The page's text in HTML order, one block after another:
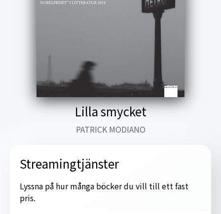
Lilla smycket
PATRICK MODIANO
Streamingtjänster
Lyssna på hur många böcker du vill till ett fast
pris.